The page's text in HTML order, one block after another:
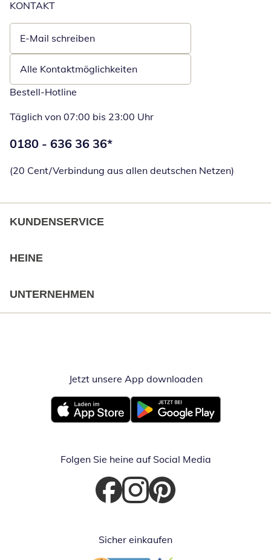
KONTAKT
E-Mail schreiben
Öffnet E-Mail-Client
Alle Kontaktmöglichkeiten
Bestell-Hotline
Täglich von 07:00 bis 23:00 Uhr
Telefonnummer:
0180 - 636 36 36*
(20 Cent/Verbindung aus allen deutschen Netzen)
KUNDENSERVICE
HEINE
UNTERNEHMEN
Jetzt unsere App downloadenÖffnet in
Öffnet in neuem FensterÖffnet in neuem Fenster
Folgen Sie heine auf Social Media
Öffnet in neuem Fenster
Öffnet in neuem Fenster
Öffnet in neuem Fenster
Sicher einkaufen